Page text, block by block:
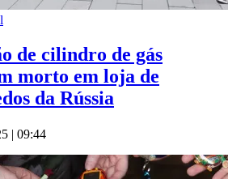
de cilindro de gás
morto em loja de
da Rússia
| 09:44